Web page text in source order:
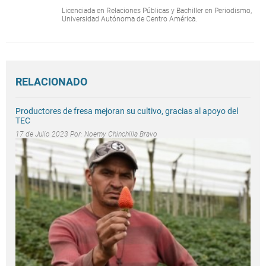
Licenciada en Relaciones Públicas y Bachiller en Periodismo,
Universidad Autónoma de Centro América.
RELACIONADO
Productores de fresa mejoran su cultivo, gracias al apoyo del
TEC
17 de Julio 2023 Por: Noemy Chinchilla Bravo